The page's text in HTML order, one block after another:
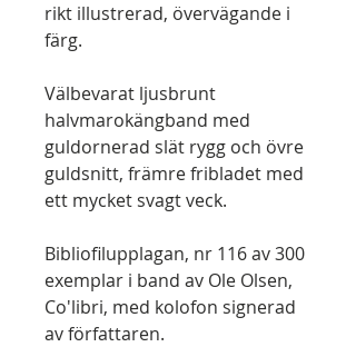
rikt illustrerad, övervägande i
färg.
Välbevarat ljusbrunt
halvmarokängband med
guldornerad slät rygg och övre
guldsnitt, främre fribladet med
ett mycket svagt veck.
Bibliofilupplagan, nr 116 av 300
exemplar i band av Ole Olsen,
Co'libri, med kolofon signerad
av författaren.